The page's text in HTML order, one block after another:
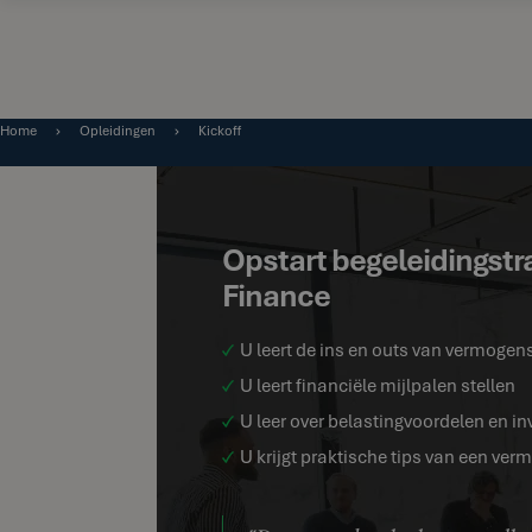
Home Opleidingen Kickoff
Opstart
Finance
U leert de ins en outs van
U leert financiële mijlpalen stellen
U leer over belastingvoordelen en
U krijgt praktische tips van een